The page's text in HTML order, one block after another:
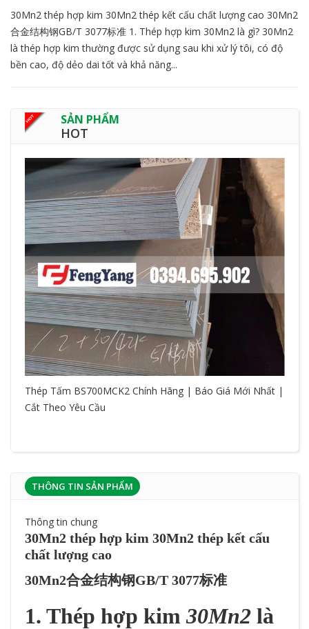
30Mn2 thép hợp kim 30Mn2 thép kết cấu chất lượng cao 30Mn2
合金结构钢GB/T 3077标准 1. Thép hợp kim 30Mn2 là gì? 30Mn2
là thép hợp kim thường được sử dụng sau khi xử lý tôi, có độ
bền cao, độ dẻo dai tốt và khả năng...
SẢN PHẨM
HOT
Thép Tấm BS700MCK2 Chính Hãng | Báo Giá Mới Nhất |
Cắt Theo Yêu Cầu
THÔNG TIN SẢN PHẨM
Thông tin chung
30Mn2 thép hợp kim 30Mn2 thép kết cấu
chất lượng cao
30Mn2合金结构钢GB/T 3077标准
1. Thép hợp kim30Mn2 là